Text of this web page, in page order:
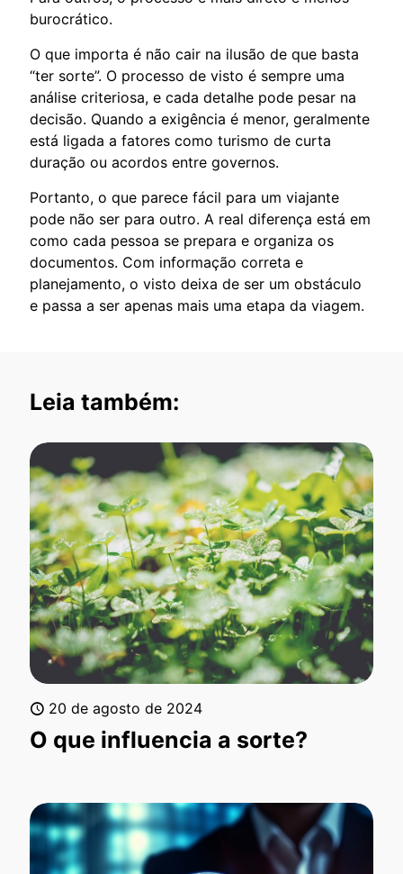
burocrático.
O que importa é não cair na ilusão de que basta
“ter sorte”. O processo de visto é sempre uma
análise criteriosa, e cada detalhe pode pesar na
decisão. Quando a exigência é menor, geralmente
está ligada a fatores como turismo de curta
duração ou acordos entre governos.
Portanto, o que parece fácil para um viajante
pode não ser para outro. A real diferença está em
como cada pessoa se prepara e organiza os
documentos. Com informação correta e
planejamento, o visto deixa de ser um obstáculo
e passa a ser apenas mais uma etapa da viagem.
Leia também:
20 de agosto de 2024
O que influencia a sorte?